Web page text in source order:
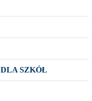
SZKÓŁ